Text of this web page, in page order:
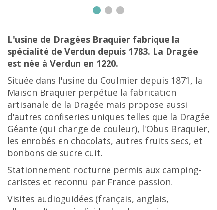
L'usine de Dragées Braquier fabrique la
spécialité de Verdun depuis 1783. La Dragée
est née à Verdun en 1220.
Située dans l'usine du Coulmier depuis 1871, la
Maison Braquier perpétue la fabrication
artisanale de la Dragée mais propose aussi
d'autres confiseries uniques telles que la Dragée
Géante (qui change de couleur), l'Obus Braquier,
les enrobés en chocolats, autres fruits secs, et
bonbons de sucre cuit.
Stationnement nocturne permis aux camping-
caristes et reconnu par France passion.
Visites audioguidées (français, anglais,